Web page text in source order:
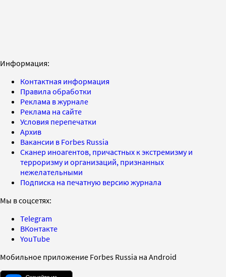
Информация:
Контактная информация
Правила обработки
Реклама в журнале
Реклама на сайте
Условия перепечатки
Архив
Вакансии в Forbes Russia
Сканер иноагентов, причастных к экстремизму и
терроризму и организаций, признанных
нежелательными
Подписка на печатную версию журнала
Мы в соцсетях:
Telegram
ВКонтакте
YouTube
Мобильное приложение Forbes Russia на Android